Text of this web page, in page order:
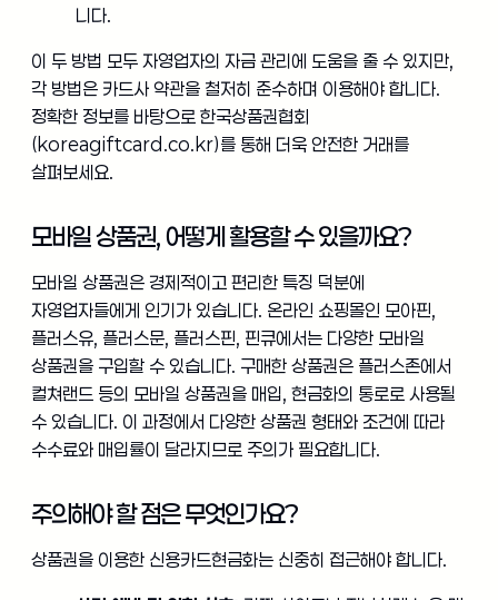
니다.
이 두 방법 모두 자영업자의 자금 관리에 도움을 줄 수 있지만,
각 방법은 카드사 약관을 철저히 준수하며 이용해야 합니다.
정확한 정보를 바탕으로 한국상품권협회
(koreagiftcard.co.kr)를 통해 더욱 안전한 거래를
살펴보세요.
모바일 상품권, 어떻게 활용할 수 있을까요?
모바일 상품권은 경제적이고 편리한 특징 덕분에
자영업자들에게 인기가 있습니다. 온라인 쇼핑몰인 모아핀,
플러스유, 플러스문, 플러스핀, 핀큐에서는 다양한 모바일
상품권을 구입할 수 있습니다. 구매한 상품권은 플러스존에서
컬쳐랜드 등의 모바일 상품권을 매입, 현금화의 통로로 사용될
수 있습니다. 이 과정에서 다양한 상품권 형태와 조건에 따라
수수료와 매입률이 달라지므로 주의가 필요합니다.
주의해야 할 점은 무엇인가요?
상품권을 이용한 신용카드현금화는 신중히 접근해야 합니다.